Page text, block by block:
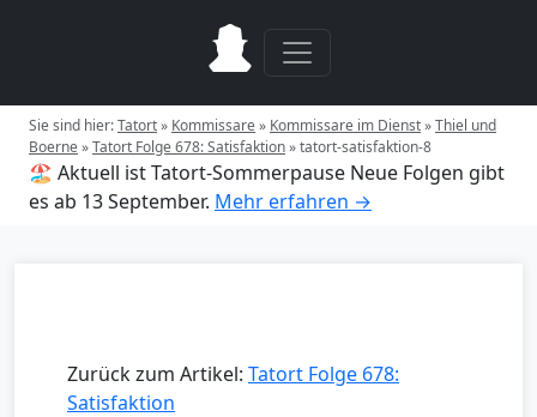
Sie sind hier:Tatort» Kommissare» Kommissare im Dienst»Thiel und
Boerne»Tatort Folge 678: Satisfaktion»tatort-satisfaktion-8
🏖️ Aktuell ist Tatort-Sommerpause Neue Folgen gibt
es ab 13 September. Mehr erfahren →
Zurück zum Artikel: Tatort Folge 678:
Satisfaktion